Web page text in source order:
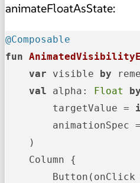
animateFloatAsState:
@Composable
fun
var visible by
val alpha: Float by
        targetValue =
animationSpec
    )
    Column {